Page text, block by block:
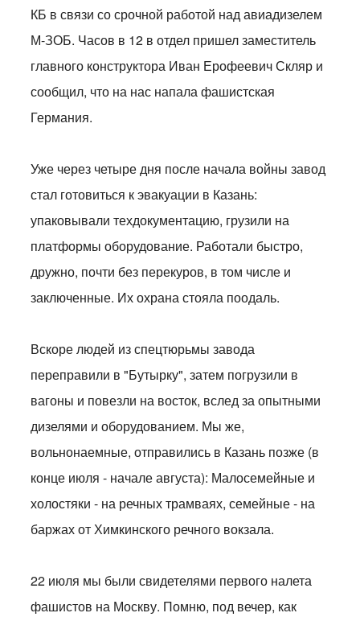
КБ в связи со срочной работой над авиадизелем
М-ЗОБ. Часов в 12 в отдел пришел заместитель
главного конструктора Иван Ерофеевич Скляр и
сообщил, что на нас напала фашистская
Германия.
Уже через четыре дня после начала войны завод
стал готовиться к эвакуации в Казань:
упаковывали техдокументацию, грузили на
платформы оборудование. Работали быстро,
дружно, почти без перекуров, в том числе и
заключенные. Их охрана стояла поодаль.
Вскоре людей из спецтюрьмы завода
переправили в "Бутырку", затем погрузили в
вагоны и повезли на восток, вслед за опытными
дизелями и оборудованием. Мы же,
вольнонаемные, отправились в Казань позже (в
конце июля - начале августа): Малосемейные и
холостяки - на речных трамваях, семейные - на
баржах от Химкинского речного вокзала.
22 июля мы были свидетелями первого налета
фашистов на Москву. Помню, под вечер, как